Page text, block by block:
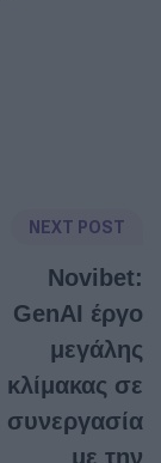
NEXT POST
Novibet:
GenAI έργο
μεγάλης
κλίμακας σε
συνεργασία
με την